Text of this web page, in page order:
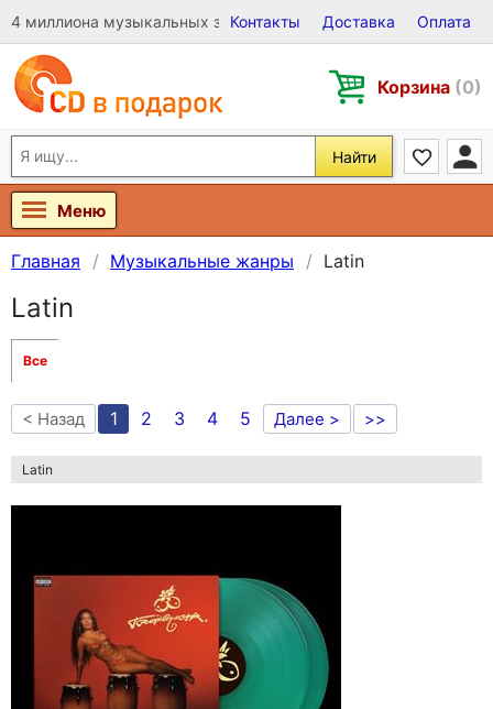
4 миллиона музыкальных записей на Виниле, CD и DVD
Контакты Доставка Оплата
Корзина (0)
Найти
Меню
Главная Музыкальные жанры Latin
Latin
Все
< Назад 1 2 3 4 5 Далее > >>
Latin